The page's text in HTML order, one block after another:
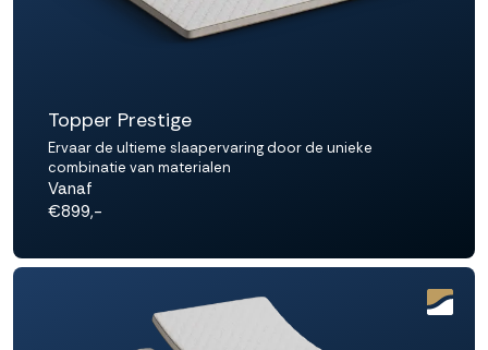
Topper Prestige
Ervaar de ultieme slaapervaring door de unieke
combinatie van materialen
Vanaf
€899,-